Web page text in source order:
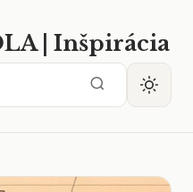
| Inšpirácia